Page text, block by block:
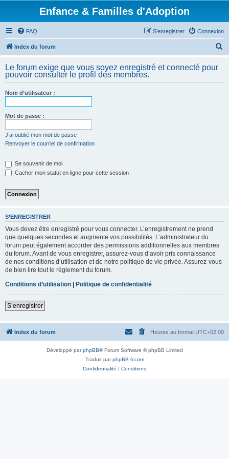
Enfance & Familles d'Adoption
FAQ Connexion
S’enregistrer
Index du forum
h
Le forum exige que vous soyez enregistré et connecté pour
pouvoir consulter le profil des membres.
Nom d’utilisateur :
Mot de passe :
J’ai oublié mon mot de passe
Renvoyer le courriel de confirmation
Se souvenir de moi
Cacher mon statut en ligne pour cette session
S’ENREGISTRER
Vous devez être enregistré pour vous connecter. L’enregistrement ne prend
que quelques secondes et augmente vos possibilités. L’administrateur du
forum peut également accorder des permissions additionnelles aux membres
du forum. Avant de vous enregistrer, assurez-vous d’avoir pris connaissance
de nos conditions d’utilisation et de notre politique de vie privée. Assurez-vous
de bien lire tout le règlement du forum.
Conditions d’utilisation | Politique de confidentialité
S’enregistrer
Index du forum Heures au format UTC+02:00
Développé parphpBB® Forum Software © phpBB Limited
Traduit parphpBB-fr.com
Confidentialité | Conditions